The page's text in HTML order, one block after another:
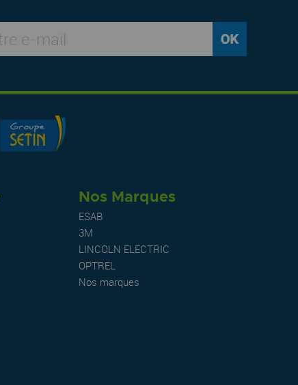
Nos Marques
ESAB
3M
LINCOLN ELECTRIC
OPTREL
Nos marques